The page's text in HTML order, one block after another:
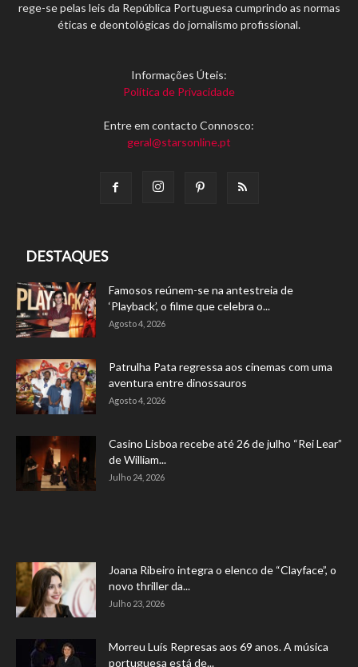
rege-se pelas leis da República Portuguesa cumprindo as normas
éticas e deontológicas do jornalismo profissional.
Informações Úteis:
Política de Privacidade
Entre em contacto Connosco:
geral@starsonline.pt
DESTAQUES
Famosos reúnem-se na antestreia de
‘Playback’, o filme que celebra o...
Agosto 4, 2026
Patrulha Pata regressa aos cinemas com uma
aventura entre dinossauros
Agosto 4, 2026
Casino Lisboa recebe até 26 de julho “Rei Lear”
de William...
Julho 24, 2026
Joana Ribeiro integra o elenco de “Clayface”, o
novo thriller da...
Julho 23, 2026
Morreu Luís Represas aos 69 anos. A música
portuguesa está de...